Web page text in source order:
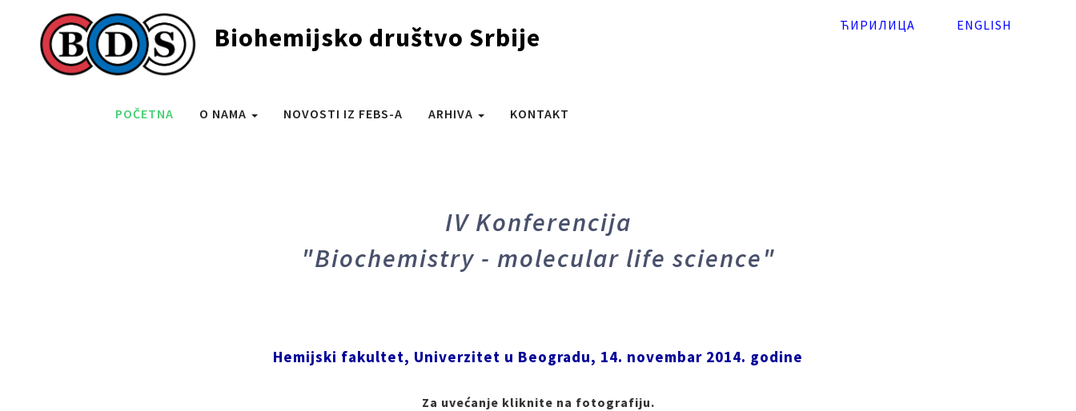
Biohemijsko društvo Srbije ЋИРИЛИЦА ENGLISH
POČETNA O NAMA NOVOSTI IZ FEBS-A ARHIVA KONTAKT
IV Konferencija
"Biochemistry - molecular life science"
Hemijski fakultet, Univerzitet u Beogradu, 14. novembar 2014. godine
Za uvećanje kliknite na fotografiju.